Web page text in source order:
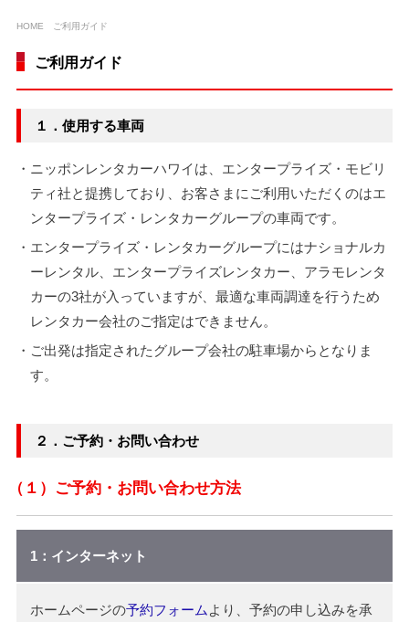
HOME ご利用ガイド
ご利用ガイド
１．使用する車両
・ニッポンレンタカーハワイは、エンタープライズ・モビリ
ティ社と提携しており、お客さまにご利用いただくのはエ
ンタープライズ・レンタカーグループの車両です。
・エンタープライズ・レンタカーグループにはナショナルカ
ーレンタル、エンタープライズレンタカー、アラモレンタ
カーの3社が入っていますが、最適な車両調達を行うため
レンタカー会社のご指定はできません。
・ご出発は指定されたグループ会社の駐車場からとなりま
す。
２．ご予約・お問い合わせ
（１）ご予約・お問い合わせ方法
1：インターネット
ホームページの予約フォーム より、予約の申し込みを承